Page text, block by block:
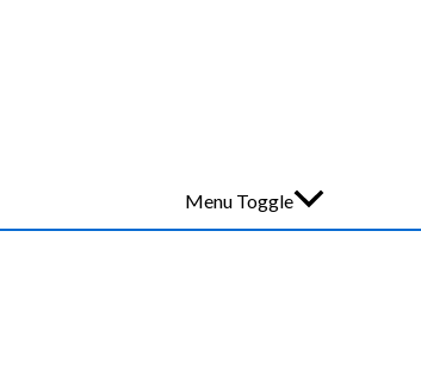
Menu Toggle